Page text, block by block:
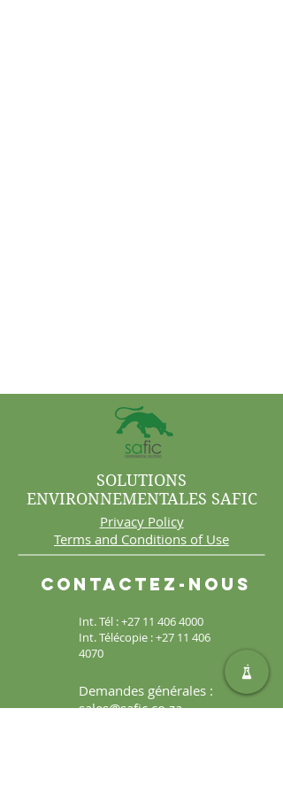
Int. Tél :+27 11 406 4000
Int. Télécopie :+27 11 406
4070
Contactez-nous
Demandes générales :
sales@safic.co.za
SOLUTIONS
ENVIRONNEMENTALES SAFIC
Privacy Policy
Terms and Conditions of Use